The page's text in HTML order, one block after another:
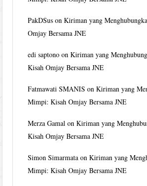
PakDSus onKiriman yang
Omjay Bersama JNE
edi saptono onKiriman yang
Kisah Omjay Bersama JNE
Fatmawati SMANIS onKiriman yang
Mimpi: Kisah Omjay Bersama JNE
Merza Gamal onKiriman yang
Kisah Omjay Bersama JNE
Simon Simarmata onKiriman yang
Mimpi: Kisah Omjay Bersama JNE